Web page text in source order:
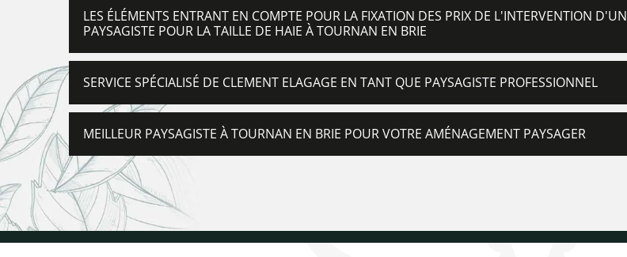
LES ÉLÉMENTS ENTRANT EN COMPTE POUR LA FIXATION DES PRIX DE L'INTERVENTION D'UN
PAYSAGISTE POUR LA TAILLE DE HAIE À TOURNAN EN BRIE
SERVICE SPÉCIALISÉ DE CLEMENT ELAGAGE EN TANT QUE PAYSAGISTE PROFESSIONNEL
MEILLEUR PAYSAGISTE À TOURNAN EN BRIE POUR VOTRE AMÉNAGEMENT PAYSAGER